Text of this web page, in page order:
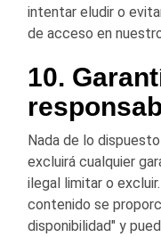
intentar eludir o
de acceso en
10.
Nada de lo
excluirá cualquier
ilegal limitar o
contenido se
disponibilidad" y